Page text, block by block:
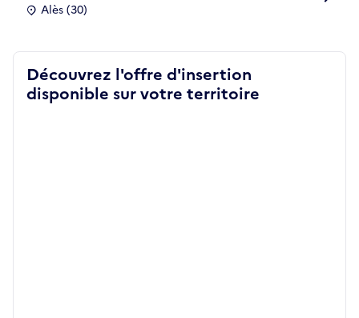
Alès (30)
Découvrez l'offre d'insertion
disponible sur votre territoire